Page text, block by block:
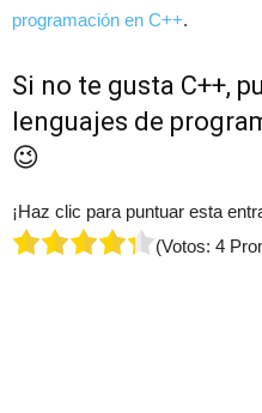
programación en C++.
Si no te gusta C++,
lenguajes de
😉
¡Haz clic para puntuar esta
(Votos: 4